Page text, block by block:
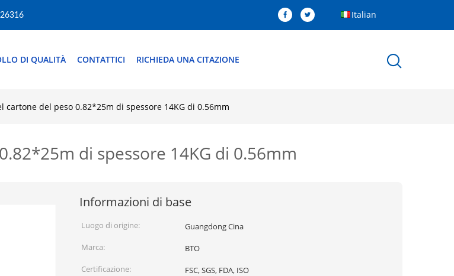
Italian
DI QUALITÀ CONTATTICI RICHIEDA UNA CITAZIONE
cartone del peso 0.82*25m di spessore 14KG di 0.56mm
di spessore 14KG di 0.56mm
Informazioni di base
Luogo di origine:
Guangdong Cina
Marca:
BTO
Certificazione:
FSC, SGS, FDA, ISO